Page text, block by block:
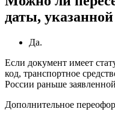
даты,
Да.
Если документ имеет
код, транспортное
России раньше
Дополнительное